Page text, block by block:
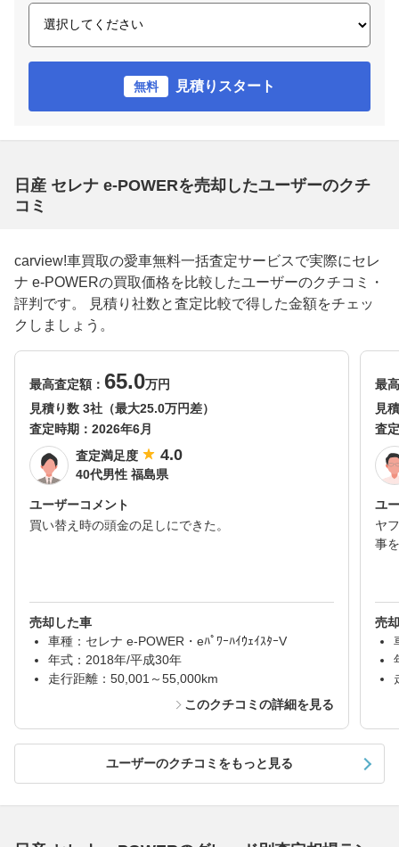
無料 見積りスタート
日産 セレナ e-POWERを売却したユーザーのクチ
コミ
carview!車買取の愛車無料一括査定サービスで実際にセレ
ナ e-POWERの買取価格を比較したユーザーのクチコミ・
評判です。 見積り社数と査定比較で得した金額をチェッ
クしましょう。
最高査定額： 65.0万円
見積り数 3社（最大25.0万円差）
査定時期： 2026年6月
査定満足度
4.0
40代男性 福島県
ユーザーコメント
買い替え時の頭金の足しにできた。
売却した車
車種：セレナ e-POWER・eﾊﾟﾜｰﾊｲｳｪｲｽﾀｰV
年式：2018年/平成30年
走行距離：50,001～55,000km
このクチコミの詳細を見る
最
見
査
ユ
ヤ
事
売
ユーザーのクチコミをもっと見る